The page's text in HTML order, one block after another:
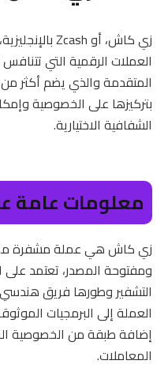
العملات الرقمية التي
بتركيزها على الخصوصية
الشفافية الاختيارية.
معلومات عامة
زي كاش هي عملة مشفرة
ومفتوحة المصدر، تعتمد
التشفير وطورها فريق
العملة إلى البرمجيات
إضافة طبقة من الخصوصية
المعاملات.